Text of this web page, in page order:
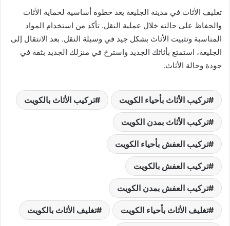
تغليف الأثاث في مدينة الجليعة يعد خطوة أساسية لحماية الأثاث
والحفاظ على حالته خلال عملية النقل. تأكد من استخدام المواد
المناسبة وتثبيت الأثاث بشكل جيد في وسيلة النقل. بعد الانتقال إلى
الجليعة، استمتع بأثاثك الجديد واسترخ في منزلك الجديد بثقة في
جودة وحالة الأثاث.
تركيب الأثاث بأحياء الكويت تركيب الأثاث بالكويت
تركيب الأثاث بمدن الكويت
تركيب العفش بأحياء الكويت
تركيب العفش بالكويت
تركيب العفش بمدن الكويت
تغليف الأثاث بأحياء الكويت تغليف الأثاث بالكويت